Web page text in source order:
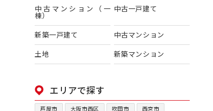
中古マンション（一
棟）
中古一戸建て
新築一戸建て 中古マンション
土地 新築マンション
エリアで探す
芦屋市 大阪市西区 吹田市 西宮市